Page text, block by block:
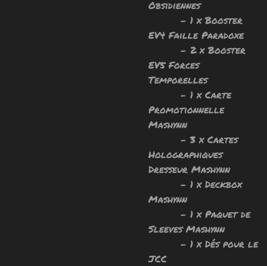
Obsidiennes
- 1 x Booster
EV4 Faille Paradoxe
- 2 x Booster
EV5 Forces
Temporelles
- 1 x Carte
Promotionnelle
Mashynn
- 3 x Cartes
Holographiques
Dresseur Mashynn
- 1 x Deckbox
Mashynn
- 1 x Paquet de
Sleeves Mashynn
- 1 x Dés pour le
JCC